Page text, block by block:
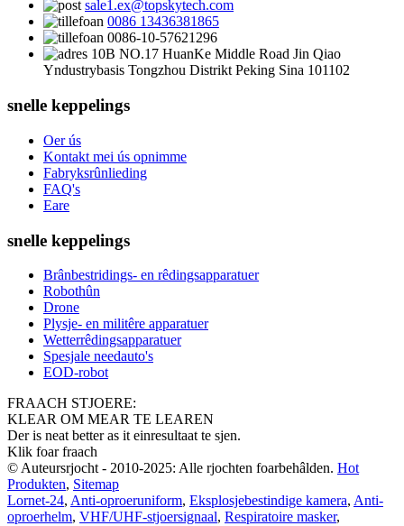
sale1.ex@topskytech.com
0086 13436381865
0086-10-57621296
10B NO.17 HuanKe Middle Road Jin Qiao
Yndustrybasis Tongzhou Distrikt Peking Sina 101102
snelle keppelings
Oer ús
Kontakt mei ús opnimme
Fabryksrûnlieding
FAQ's
Eare
snelle keppelings
Brânbestridings- en rêdingsapparatuer
Robothûn
Drone
Plysje- en militêre apparatuer
Wetterrêdingsapparatuer
Spesjale needauto's
EOD-robot
FRAACH STJOERE:
KLEAR OM MEAR TE LEAREN
Der is neat better as it einresultaat te sjen.
Klik foar fraach
© Auteursrjocht - 2010-2025: Alle rjochten foarbehâlden. Hot
Produkten, Sitemap
Lornet-24, Anti-oproeruniform, Eksplosjebestindige kamera, Anti-
oproerhelm, VHF/UHF-stjoersignaal, Respiratoire masker,